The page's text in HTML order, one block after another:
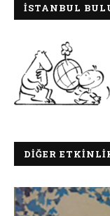
İSTANBUL
DIĞER